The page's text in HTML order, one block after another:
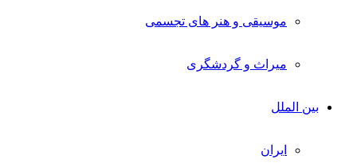
موسیقی و هنر های تجسمی
میراث و گردشگری
بین الملل
ایران